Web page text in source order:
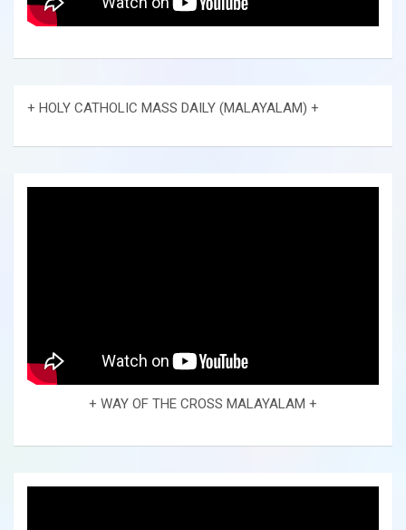
+ HOLY CATHOLIC MASS DAILY (MALAYALAM) +
+ WAY OF THE CROSS MALAYALAM +